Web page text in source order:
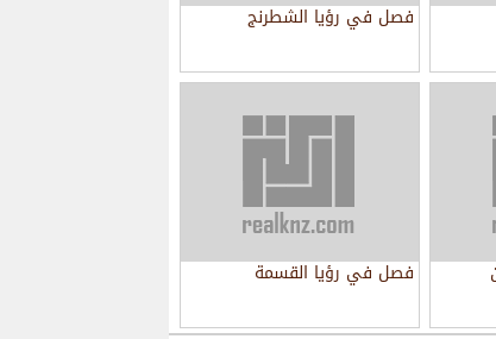
فصل في رؤيا الشطرنج
فصل في رؤيا القسمة